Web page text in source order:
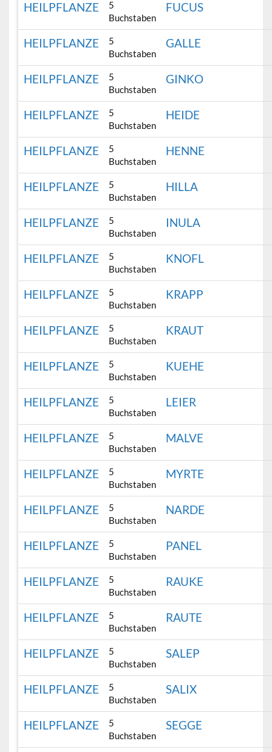
HEILPFLANZE
5
Buchstaben
FUCUS
HEILPFLANZE
5
Buchstaben
GALLE
HEILPFLANZE
5
Buchstaben
GINKO
HEILPFLANZE
5
Buchstaben
HEIDE
HEILPFLANZE
5
Buchstaben
HENNE
HEILPFLANZE
5
Buchstaben
HILLA
HEILPFLANZE
5
Buchstaben
INULA
HEILPFLANZE
5
Buchstaben
KNOFL
HEILPFLANZE
5
Buchstaben
KRAPP
HEILPFLANZE
5
Buchstaben
KRAUT
HEILPFLANZE
5
Buchstaben
KUEHE
HEILPFLANZE
5
Buchstaben
LEIER
HEILPFLANZE
5
Buchstaben
MALVE
HEILPFLANZE
5
Buchstaben
MYRTE
HEILPFLANZE
5
Buchstaben
NARDE
HEILPFLANZE
5
Buchstaben
PANEL
HEILPFLANZE
5
Buchstaben
RAUKE
HEILPFLANZE
5
Buchstaben
RAUTE
HEILPFLANZE
5
Buchstaben
SALEP
HEILPFLANZE
5
Buchstaben
SALIX
HEILPFLANZE
5
Buchstaben
SEGGE